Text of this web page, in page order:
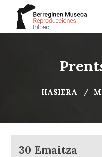
HASIERA
30 Emaitza